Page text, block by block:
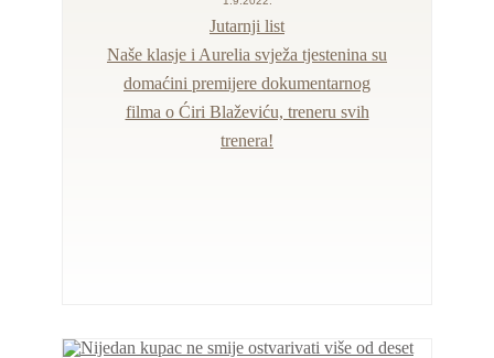
Jutarnji list
Naše klasje i Aurelia svježa tjestenina su
domaćini premijere dokumentarnog
filma o Ćiri Blaževiću, treneru svih
trenera!